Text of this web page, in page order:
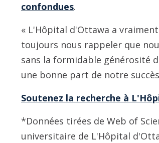
confondues.
« L'Hôpital d'Ottawa a
toujours nous rappeler que
sans la formidable générosité
une bonne part de notre
Soutenez la recherche à
*Données tirées de Web of
universitaire de L'Hôpital